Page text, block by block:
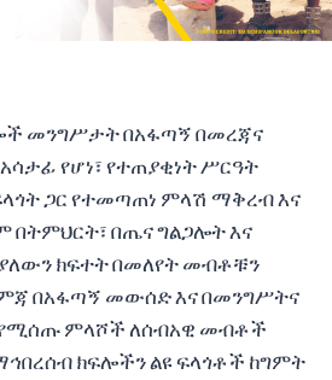
መንግሥታት በአፋጣኝ በመረጃና
የሆነ፣ የተጠያቂነት ሥርዓት
ጋር የተመጣጠነ ምላሽ ማቅረብ እና
በትምህርት፣ በጤና ግልጋሎት እና
ክፍተት በመለየት መብቶቹን
በአፋጣኝ መውሰድ እና በመንግሥትና
የሚሰጡ ምላሾች ለሰብአዊ መብቶች
ክፍሎችን ልዩ ፍላጎቶች ከግምት